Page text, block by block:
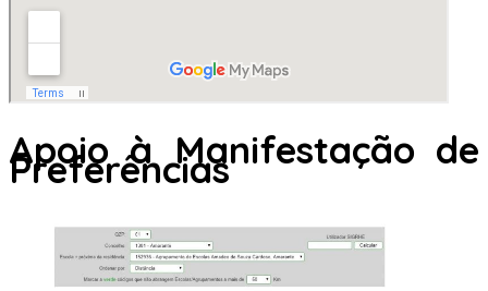
Apoio à Manifestação de
Preferências